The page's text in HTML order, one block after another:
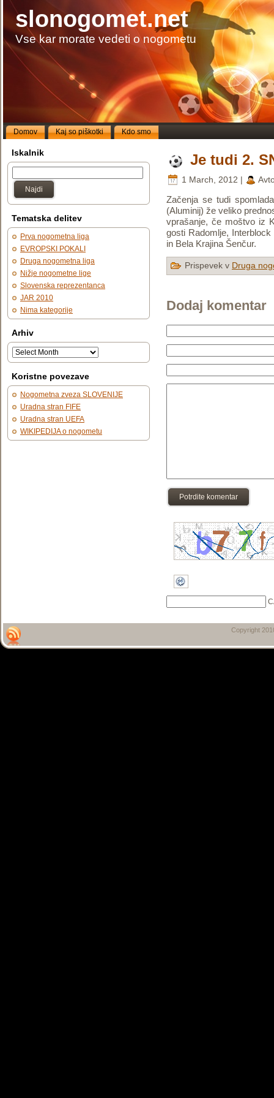
slonogomet.net
Vse kar morate vedeti o nogometu
Domov Kaj so piškotki Kdo smo
Iskalnik
Najdi
Tematska delitev
Prva nogometna liga
EVROPSKI POKALI
Druga nogometna liga
Nižje nogometne lige
Slovenska reprezentanca
JAR 2010
Nima kategorije
Arhiv
Koristne povezave
Nogometna zveza SLOVENIJE
Uradna stran FIFE
Uradna stran UEFA
WIKIPEDIJA o nogometu
Je tudi 2.
1 March, 2012 |
Začenja se tudi
(Aluminij) že veliko
vprašanje, če moštvo iz
gosti Radomlje,
in Bela Krajina Šenčur.
Prispevek v Druga
Dodaj komentar
Potrdite komentar
Copyright